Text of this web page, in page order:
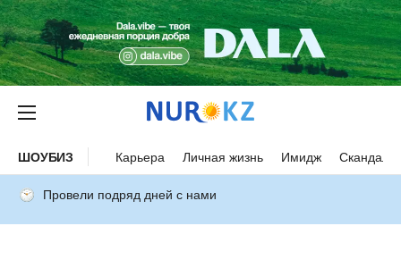
ШОУБИЗ Карьера Личная жизнь Имидж Скандалы
Провели подряд дней с нами